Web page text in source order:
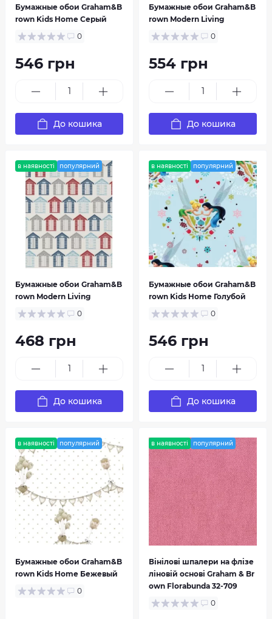
Kids & Home Kids & Home 5
Kids@Home Paradise
Symmetry Vermeil
Бумажные обои Graham&B
rown Kids Home Серый
0
546 грн
До кошика
Бумажные обои Graham&B
rown Modern Living
0
554 грн
До кошика
в наявності популярний
Бумажные обои Graham&B
rown Modern Living
0
468 грн
До кошика
в наявності популярний
Бумажные обои Graham&B
rown Kids Home Голубой
0
546 грн
До кошика
в наявності популярний
Бумажные обои Graham&B
rown Kids Home Бежевый
0
в наявності популярний
Вінілові шпалери на флізе
ліновій основі Graham & Br
own Florabunda 32-709
0